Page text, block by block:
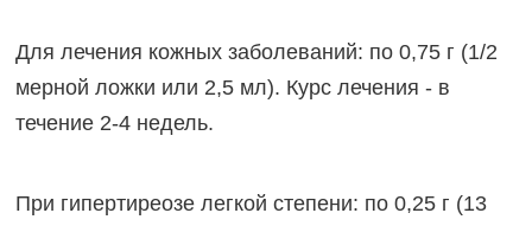
Для лечения кожных заболеваний: по 0,75 г (1/2
мерной ложки или 2,5 мл). Курс лечения - в
течение 2-4 недель.
При гипертиреозе легкой степени: по 0,25 г (13